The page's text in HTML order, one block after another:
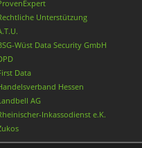
Unterstützung
Wüst Data Security GmbH
Data
Hessen
AG
Inkassodienst e.K.